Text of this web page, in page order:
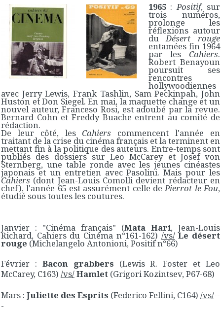
1965: Positif, sur
trois numéros,
prolonge les
réflexions autour
du Désert rouge
entamées fin 1964
par les Cahiers.
Robert Benayoun
poursuit ses
rencontres
hollywoodiennes
avec Jerry Lewis, Frank Tashlin, Sam Peckinpah, John
Huston et Don Siegel. En mai, la maquette change et un
nouvel auteur, Franceso Rosi, est adoubé par la revue.
Bernard Cohn et Freddy Buache entrent au comité de
rédaction.
De leur côté, les Cahiers commencent l'année en
traitant de la crise du cinéma français et la terminent en
mettant fin à la politique des auteurs. Entre-temps sont
publiés des dossiers sur Leo McCarey et Josef von
Sternberg, une table ronde avec les jeunes cinéastes
japonais et un entretien avec Pasolini. Mais pour les
Cahiers (dont Jean-Louis Comolli devient rédacteur en
chef), l'année 65 est assurément celle de Pierrot le Fou,
étudié sous toutes les coutures.
Janvier : "Cinéma français" (Mata Hari, Jean-Louis
Richard, Cahiers du Cinéma n°161-162) /vs/ Le désert
rouge (Michelangelo Antonioni, Positif n°66)
Février : Bacon grabbers (Lewis R. Foster et Leo
McCarey, C163) /vs/Hamlet (Grigori Kozintsev, P67-68)
Mars : Juliette des Esprits (Federico Fellini, C164) /vs/--
-